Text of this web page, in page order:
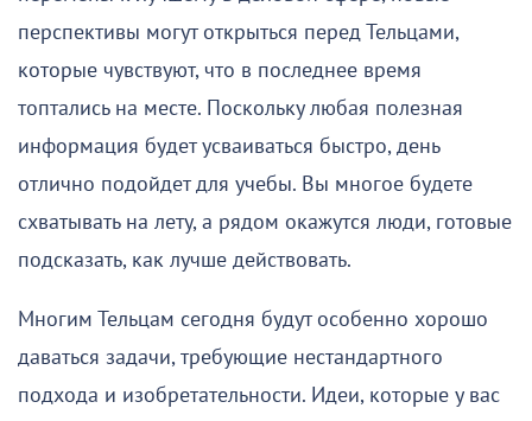
перспективы могут открыться перед Тельцами,
которые чувствуют, что в последнее время
топтались на месте. Поскольку любая полезная
информация будет усваиваться быстро, день
отлично подойдет для учебы. Вы многое будете
схватывать на лету, а рядом окажутся люди, готовые
подсказать, как лучше действовать.
Многим Тельцам сегодня будут особенно хорошо
даваться задачи, требующие нестандартного
подхода и изобретательности. Идеи, которые у вас